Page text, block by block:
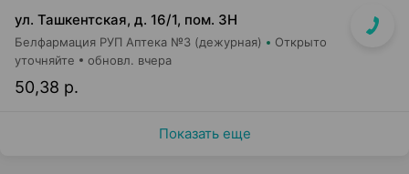
ул. Ташкентская, д. 16/1, пом. 3Н
Белфармация РУП Аптека №3 (дежурная) Открыто
50,38 р.
уточняйте обновл. вчера
Показать еще